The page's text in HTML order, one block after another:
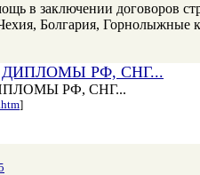
в заключении договоров
Болгария, Горнолыжные
РФ, СНГ...
РФ, СНГ...
]